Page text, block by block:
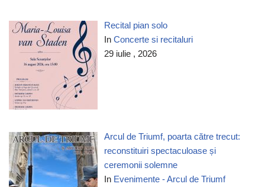
Recital pian solo
InConcerte si recitaluri
29 iulie , 2026
Arcul de Triumf, poarta către trecut:
reconstituiri spectaculoase și
ceremonii solemne
In Evenimente - Arcul de Triumf